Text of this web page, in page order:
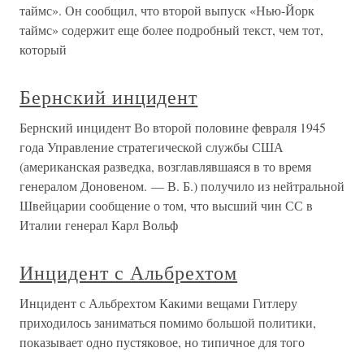
таймс». Он сообщил, что второй выпуск «Нью-Йорк
таймс» содержит еще более подробный текст, чем тот,
который
Бернский инцидент
Бернский инцидент Во второй половине февраля 1945
года Управление стратегической службы США
(американская разведка, возглавлявшаяся в то время
генералом Доновеном. — В. Б.) получило из нейтральной
Швейцарии сообщение о том, что высший чин СС в
Италии генерал Карл Вольф
Инцидент с Альбрехтом
Инцидент с Альбрехтом Какими вещами Гитлеру
приходилось заниматься помимо большой политики,
показывает одно пустяковое, но типичное для того